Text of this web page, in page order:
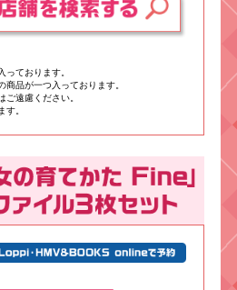
ております。
品が一つ入っております。
遠慮ください。
。